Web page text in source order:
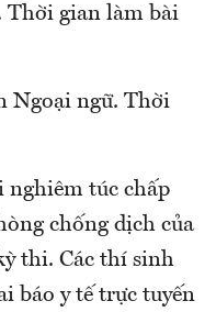
Thời gian làm bài
Ngoại ngữ. Thời
túc chấp
chống dịch của
thi. Các thí sinh
báo y tế trực tuyến